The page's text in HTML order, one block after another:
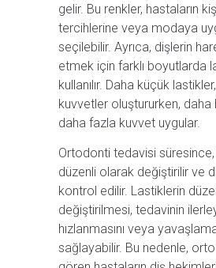
gelir. Bu renkler, hastaların
tercihlerine veya modaya
seçilebilir. Ayrıca, dişlerin
etmek için farklı boyutlarda
kullanılır. Daha küçük
kuvvetler oluştururken, daha
daha fazla kuvvet uygular.
Ortodonti tedavisi
düzenli olarak değiştirilir ve
kontrol edilir. Lastiklerin
değiştirilmesi, tedavinin
hızlanmasını veya
sağlayabilir. Bu nedenle,